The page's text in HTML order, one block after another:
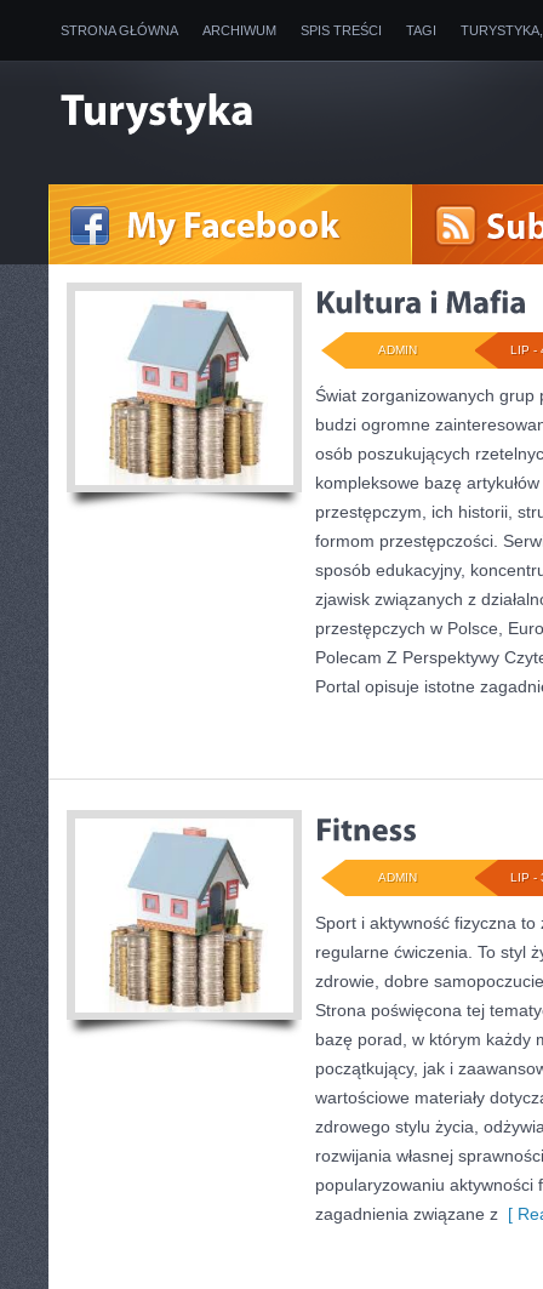
STRONA GŁÓWNA ARCHIWUM SPIS TREŚCI TAGI
LIP -
ADMIN
Świat zorganizowanych grup
budzi ogromne
osób poszukujących
kompleksowe bazę
przestępczym, ich historii,
formom przestępczości.
sposób edukacyjny,
zjawisk związanych z
przestępczych w Polsce,
Polecam Z Perspektywy
Portal opisuje istotne
LIP -
ADMIN
Sport i aktywność fizyczna
regularne ćwiczenia. To styl
zdrowie, dobre
Strona poświęcona tej
bazę porad, w którym każdy
początkujący, jak i
wartościowe materiały
zdrowego stylu życia,
rozwijania własnej
popularyzowaniu aktywności
zagadnienia związane z [